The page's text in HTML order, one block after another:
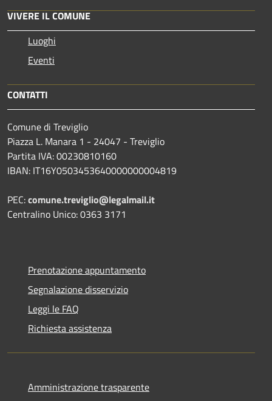
VIVERE IL COMUNE
Luoghi
Eventi
CONTATTI
Comune di Treviglio
Piazza L. Manara 1 - 24047 - Treviglio
Partita IVA: 00230810160
IBAN: IT16Y0503453640000000004819
PEC:comune.treviglio@legalmail.it
Centralino Unico: 0363 3171
Prenotazione appuntamento
Segnalazione disservizio
Leggi le FAQ
Richiesta assistenza
Amministrazione trasparente